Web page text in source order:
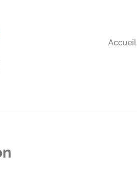
Accueil